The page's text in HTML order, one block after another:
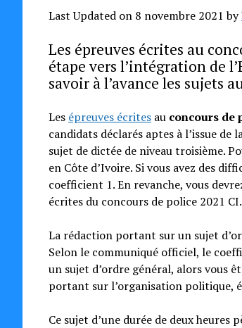
Last Updated on 8 novembre 2021 by
Les épreuves écrites au
étape vers l’intégration de
savoir à l’avance les sujets
Les épreuves écritesau concours de
candidats déclarés aptes à l’issue de
sujet de dictée de niveau troisième.
en Côte d’Ivoire. Si vous avez des
coefficient 1. En revanche, vous
écrites du concours de police 2021 CI.
La rédaction portant sur un sujet
Selon le communiqué officiel, le
un sujet d’ordre général, alors vous
portant sur l’organisation politique,
Ce sujet d’une durée de deux